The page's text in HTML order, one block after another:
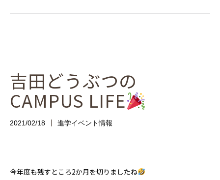
吉田どうぶつの
CAMPUS LIFE
2021/02/18 進学イベント情報
今年度も残すところ2か月を切りましたね